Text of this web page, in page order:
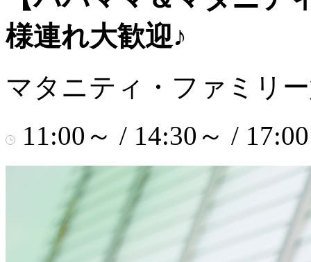
様連れ大歓迎♪
マタニティ・ファミリ
11:00～ / 14:30～ /